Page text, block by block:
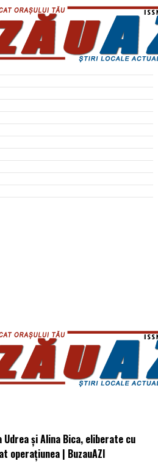
Udrea și Alina Bica, eliberate cu
operațiunea | BuzauAZI